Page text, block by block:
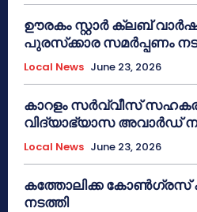
ഊരകം സ്റ്റാർ ക്ലബ്
പുരസ്‌ക്കാര സമർപ്പണം
Local News June 23, 2026
കാറളം സർവ്വീസ്
വിദ്യാഭ്യാസ അവാർഡ്
Local News June 23, 2026
കത്തോലിക്ക കോൺഗ്രസ്
നടത്തി